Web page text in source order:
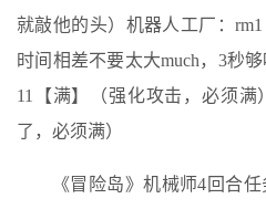
就敲他的头）机器人工厂：
时间相差不要太大much，3秒
11【满】（强化攻击，必须
了，必须满）
《冒险岛》机械师4回合